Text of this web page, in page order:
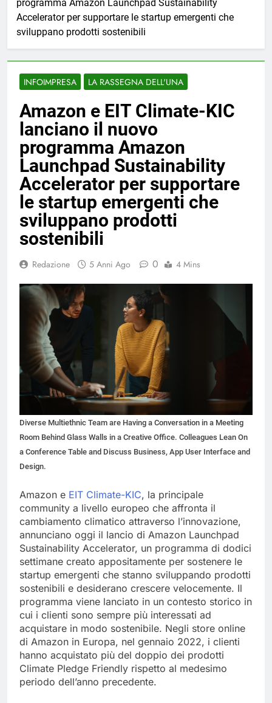
programma Amazon Launchpad Sustainability
Accelerator per supportare le startup emergenti che
sviluppano prodotti sostenibili
INFOIMPRESA LA RASSEGNA DELL'UNA
Amazon e EIT Climate-KIC
lanciano il nuovo
programma Amazon
Launchpad Sustainability
Accelerator per supportare
le startup emergenti che
sviluppano prodotti
sostenibili
Redazione 5 Anni Ago 0 4 Mins
Diverse Multiethnic Team are Having a Conversation in a Meeting
Room Behind Glass Walls in a Creative Office. Colleagues Lean On
a Conference Table and Discuss Business, App User Interface and
Design.
Amazon e EIT Climate-KIC, la principale
community a livello europeo che affronta il
cambiamento climatico attraverso l’innovazione,
annunciano oggi il lancio di Amazon Launchpad
Sustainability Accelerator, un programma di dodici
settimane creato appositamente per sostenere le
startup emergenti che stanno sviluppando prodotti
sostenibili e desiderano crescere velocemente. Il
programma viene lanciato in un contesto storico in
cui i clienti sono sempre più interessati ad
acquistare in modo sostenibile. Negli store online
di Amazon in Europa, nel gennaio 2022, i clienti
hanno acquistato più del doppio dei prodotti
Climate Pledge Friendly rispetto al medesimo
periodo dell’anno precedente.